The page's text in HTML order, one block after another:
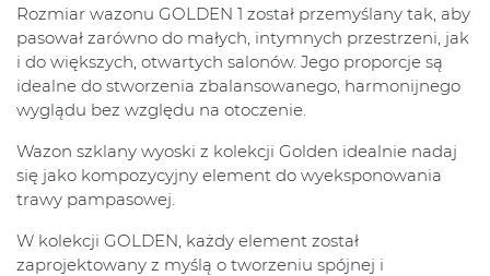
Rozmiar wazonu GOLDEN 1 został przemyślany tak, aby
pasował zarówno do małych, intymnych przestrzeni, jak
i do większych, otwartych salonów. Jego proporcje są
idealne do stworzenia zbalansowanego, harmonijnego
wyglądu bez względu na otoczenie.
Wazon szklany wyoski z kolekcji Golden idealnie nadaj
się jako kompozycyjny element do wyeksponowania
trawy pampasowej.
W kolekcji GOLDEN, każdy element został
zaprojektowany z myślą o tworzeniu spójnej i